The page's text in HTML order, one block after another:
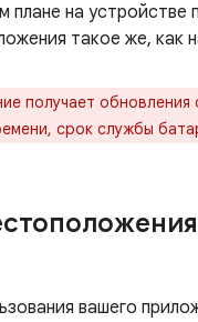
на устройстве
такое же, как
получает
срок службы
вашего